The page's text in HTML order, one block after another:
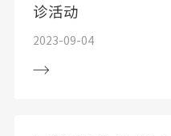
诊活动
2023-09-04